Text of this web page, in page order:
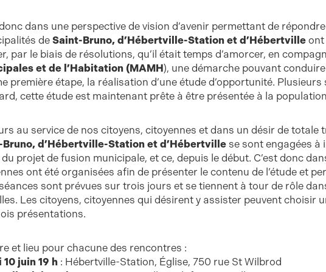
donc dans une perspective de vision d’avenir permettant de
de Saint-Bruno, d’Hébertville-Station et d’Hébertvilleont
par le biais de résolutions, qu’il était temps d’amorcer, en
et de l’Habitation (MAMH), une démarche pouvant
première étape, la réalisation d’une étude d’opportunité.
cette étude est maintenant prête à être présentée à la
au service de nos citoyens, citoyennes et dans un désir de
d’Hébertville-Station et d’Hébertville se sont engagées
projet de fusion municipale, et ce, depuis le début. C’est donc
ont été organisées afin de présenter le contenu de l’étude et
sont prévues sur trois jours et se tiennent à tour de rôle
Les citoyens, citoyennes qui désirent y assister peuvent choisir
présentations.
et lieu pour chacune des rencontres :
juin 19 h : Hébertville-Station, Église, 750 rue St Wilbrod